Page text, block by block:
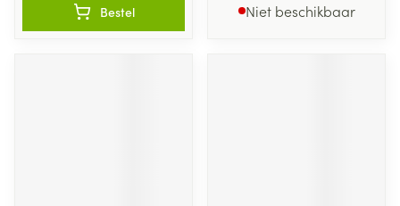
Bestel Niet beschikbaar